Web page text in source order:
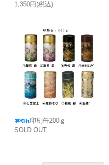
1,350円(税込)
印刷缶200ｇ
SOLD OUT